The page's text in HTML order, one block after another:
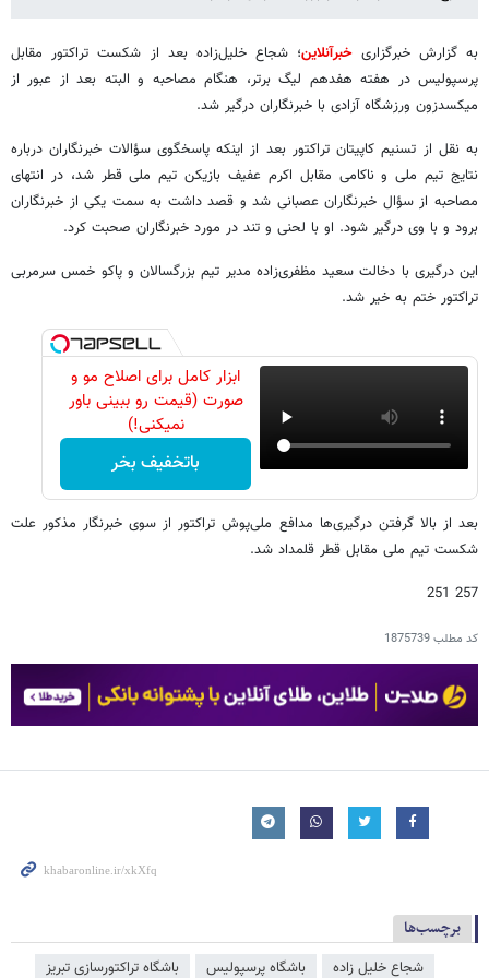
به گزارش خبرگزاریخبرآنلاین؛ شجاع خلیل‌زاده بعد از شکست تراکتور مقابل
پرسپولیس در هفته هفدهم لیگ برتر، هنگام مصاحبه و البته بعد از عبور از
میکسدزون ورزشگاه آزادی با خبرنگاران درگیر شد.
به نقل از تسنیم کاپیتان تراکتور بعد از اینکه پاسخگوی سؤالات خبرنگاران درباره
نتایج تیم ملی و ناکامی مقابل اکرم عفیف بازیکن تیم ملی قطر شد، در انتهای
مصاحبه از سؤال خبرنگاران عصبانی شد و قصد داشت به سمت یکی از خبرنگاران
برود و با وی درگیر شود. او با لحنی و تند در مورد خبرنگاران صحبت کرد.
این درگیری با دخالت سعید مظفری‌زاده مدیر تیم بزرگسالان و پاکو خمس سرمربی
تراکتور ختم به خیر شد.
ابزار کامل برای اصلاح مو و
صورت (قیمت رو ببینی باور
نمیکنی!)
باتخفیف بخر
بعد از بالا گرفتن درگیری‌ها مدافع ملی‌پوش تراکتور از سوی خبرنگار مذکور علت
شکست تیم ملی مقابل قطر قلمداد شد.
257 251
کد مطلب1875739
برچسب‌ها
شجاع خلیل زاده باشگاه پرسپولیس باشگاه تراکتورسازی تبریز